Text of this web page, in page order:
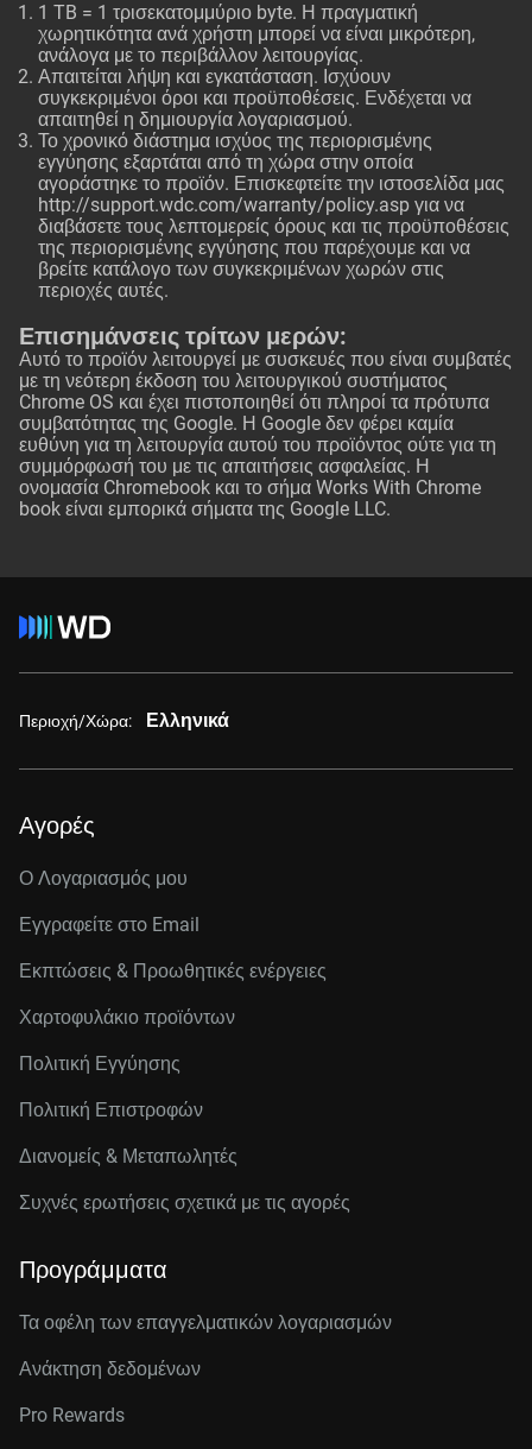
1 TB = 1 τρισεκατομμύριο byte. Η πραγματική
χωρητικότητα ανά χρήστη μπορεί να είναι μικρότερη,
ανάλογα με το περιβάλλον λειτουργίας.
Απαιτείται λήψη και εγκατάσταση. Ισχύουν
συγκεκριμένοι όροι και προϋποθέσεις. Ενδέχεται να
απαιτηθεί η δημιουργία λογαριασμού.
Το χρονικό διάστημα ισχύος της περιορισμένης
εγγύησης εξαρτάται από τη χώρα στην οποία
αγοράστηκε το προϊόν. Επισκεφτείτε την ιστοσελίδα μας
http://support.wdc.com/warranty/policy.asp για να
διαβάσετε τους λεπτομερείς όρους και τις προϋποθέσεις
της περιορισμένης εγγύησης που παρέχουμε και να
βρείτε κατάλογο των συγκεκριμένων χωρών στις
περιοχές αυτές.
Επισημάνσεις τρίτων μερών:
Αυτό το προϊόν λειτουργεί με συσκευές που είναι συμβατές
με τη νεότερη έκδοση του λειτουργικού συστήματος
Chrome OS και έχει πιστοποιηθεί ότι πληροί τα πρότυπα
συμβατότητας της Google. Η Google δεν φέρει καμία
ευθύνη για τη λειτουργία αυτού του προϊόντος ούτε για τη
συμμόρφωσή του με τις απαιτήσεις ασφαλείας. Η
ονομασία Chromebook και το σήμα Works With Chrome
book είναι εμπορικά σήματα της Google LLC.
Περιοχή/Χώρα: Ελληνικά
Αγορές
Ο Λογαριασμός μου
Εγγραφείτε στo Email
Εκπτώσεις & Προωθητικές ενέργειες
Χαρτοφυλάκιο προϊόντων
Πολιτική Εγγύησης
Πολιτική Επιστροφών
Διανομείς & Μεταπωλητές
Συχνές ερωτήσεις σχετικά με τις αγορές
Προγράμματα
Τα οφέλη των επαγγελματικών λογαριασμών
Ανάκτηση δεδομένων
Pro Rewards